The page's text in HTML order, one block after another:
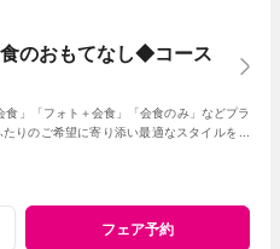
食のおもてなし◆コース
」「フォト＋会食」「会食のみ」などプラ
りのご希望に寄り添い最適なスタイルをご
フェア予約